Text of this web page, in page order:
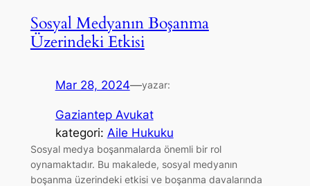
Sosyal Medyanın Boşanma
Üzerindeki Etkisi
Mar 28, 2024—yazar:
Gaziantep Avukat
kategori: Aile Hukuku
Sosyal medya boşanmalarda önemli bir rol
oynamaktadır. Bu makalede, sosyal medyanın
boşanma üzerindeki etkisi ve boşanma davalarında